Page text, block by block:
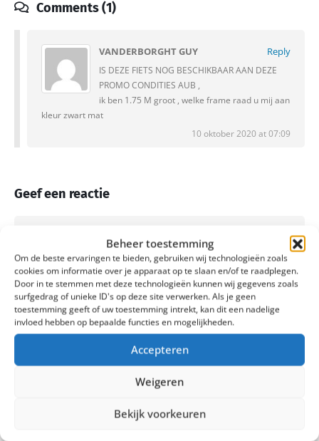
Beheer toestemming
Om de beste ervaringen te bieden, gebruiken wij technologieën zoals
cookies om informatie over je apparaat op te slaan en/of te raadplegen.
Door in te stemmen met deze technologieën kunnen wij gegevens zoals
surfgedrag of unieke ID's op deze site verwerken. Als je geen
toestemming geeft of uw toestemming intrekt, kan dit een nadelige
invloed hebben op bepaalde functies en mogelijkheden.
Accepteren
Weigeren
Bekijk voorkeuren
Comments (1)
VANDERBORGHT GUY Reply
IS DEZE FIETS NOG BESCHIKBAAR AAN DEZE
PROMO CONDITIES AUB ,
ik ben 1.75 M groot , welke frame raad u mij aan
kleur zwart mat
10 oktober 2020 at 07:09
Geef een reactie
Je e-mailadres wordt niet gepubliceerd. Vereiste velden zijn
gemarkeerd met*
Reactie*